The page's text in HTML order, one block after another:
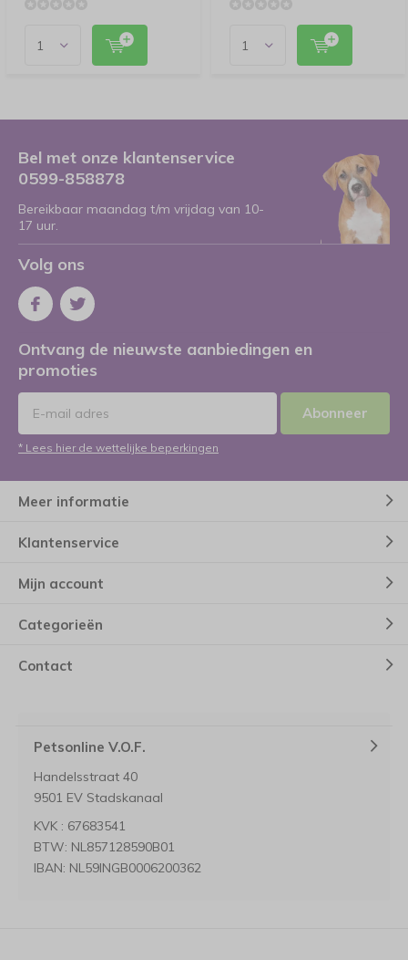
Bel met onze klantenservice
0599-858878
Bereikbaar maandag t/m vrijdag van 10-
17 uur.
Volg ons
Ontvang de nieuwste aanbiedingen en
promoties
Abonneer
* Lees hier de wettelijke beperkingen
Meer informatie
Klantenservice
Mijn account
Categorieën
Contact
Petsonline V.O.F.
Handelsstraat 40
9501 EV Stadskanaal
KVK : 67683541
BTW: NL857128590B01
IBAN: NL59INGB0006200362